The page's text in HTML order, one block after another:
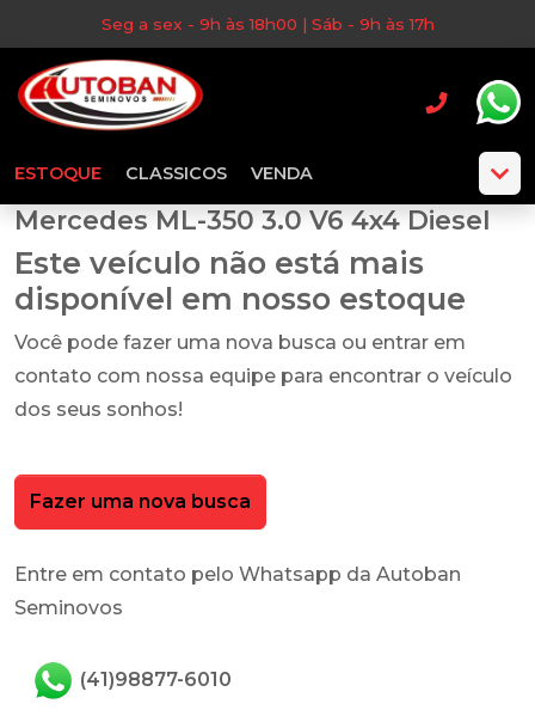
Seg a sex - 9h às 18h00 | Sáb - 9h às 17h
ESTOQUE CLASSICOS VENDA
Mercedes ML-350 3.0 V6 4x4 Diesel
Este veículo não está mais
disponível em nosso estoque
Você pode fazer uma nova busca ou entrar em
contato com nossa equipe para encontrar o veículo
dos seus sonhos!
Fazer uma nova busca
Entre em contato pelo Whatsapp da Autoban
Seminovos
(41)98877-6010